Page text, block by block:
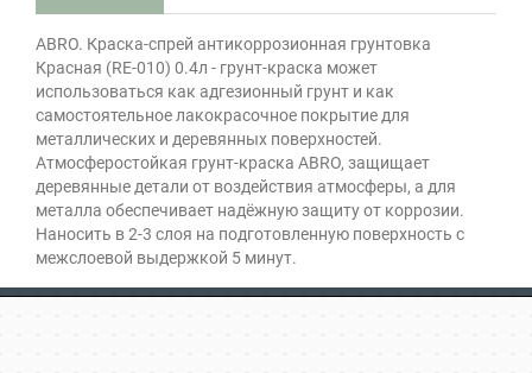
ABRO. Краска-спрей антикоррозионная грунтовка
Красная (RE-010) 0.4л - грунт-краска может
использоваться как адгезионный грунт и как
самостоятельное лакокрасочное покрытие для
металлических и деревянных поверхностей.
Атмосферостойкая грунт-краска ABRO, защищает
деревянные детали от воздействия атмосферы, а для
металла обеспечивает надёжную защиту от коррозии.
Наносить в 2-3 слоя на подготовленную поверхность с
межслоевой выдержкой 5 минут.